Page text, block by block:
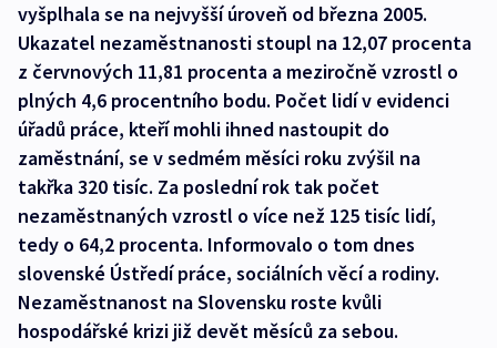
vyšplhala se na nejvyšší úroveň od března 2005.
Ukazatel nezaměstnanosti stoupl na 12,07 procenta
z červnových 11,81 procenta a meziročně vzrostl o
plných 4,6 procentního bodu. Počet lidí v evidenci
úřadů práce, kteří mohli ihned nastoupit do
zaměstnání, se v sedmém měsíci roku zvýšil na
takřka 320 tisíc. Za poslední rok tak počet
nezaměstnaných vzrostl o více než 125 tisíc lidí,
tedy o 64,2 procenta. Informovalo o tom dnes
slovenské Ústředí práce, sociálních věcí a rodiny.
Nezaměstnanost na Slovensku roste kvůli
hospodářské krizi již devět měsíců za sebou.